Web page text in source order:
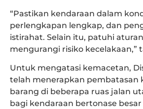
“Pastikan kendaraan dalam
perlengkapan lengkap, dan
istirahat. Selain itu, patuhi
mengurangi risiko kecelakaan,”
Untuk mengatasi kemacetan,
telah menerapkan pembatasan
barang di beberapa ruas jalan
bagi kendaraan bertonase